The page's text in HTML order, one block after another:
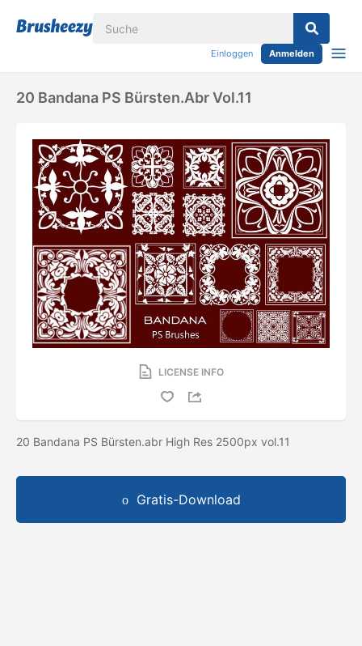
Einloggen Anmelden
20 Bandana PS Bürsten.abr Vol.11
LICENSE INFO
20 Bandana PS Bürsten.abr High Res 2500px vol.11
Gratis-Download